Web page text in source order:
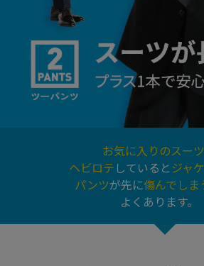
お気に入りのスーツ
ヘビロテ しているとジャ
パンツが先に傷んでしま
よくあります。